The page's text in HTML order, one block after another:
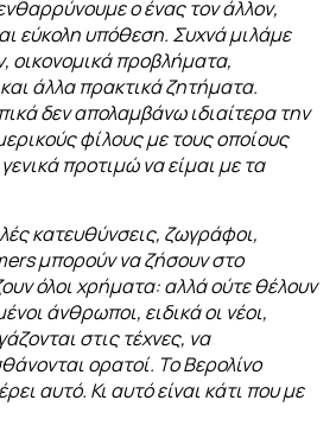
ο ένας τον άλλον,
εύκοληυπόθεση. Συχνά μιλάμε
οικονομικά προβλήματα,
άλλα πρακτικά ζητήματα.
δεν απολαμβάνω ιδιαίτερα την
φίλους με τους οποίους
προτιμώ να είμαι με τα
κατευθύνσεις, ζωγράφοι,
μπορούν να ζήσουν στο
όλοι χρήματα: αλλά ούτε θέλουν
άνθρωποι, ειδικά οι νέοι,
στις τέχνες, να
ορατοί. Το Βερολίνο
αυτό. Κι αυτό είναι κάτι που με